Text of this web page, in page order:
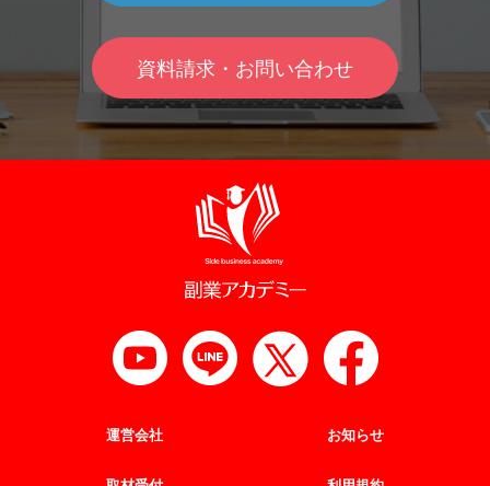
資料請求・お問い合わせ
運営会社 お知らせ